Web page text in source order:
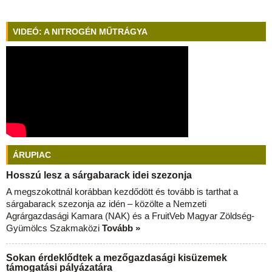
VIDEÓ: A NITROGÉN MŰTRÁGYA
ÁRUPIAC
Hosszú lesz a sárgabarack idei szezonja
A megszokottnál korábban kezdődött és tovább is tarthat a
sárgabarack szezonja az idén – közölte a Nemzeti
Agrárgazdasági Kamara (NAK) és a FruitVeb Magyar Zöldség-
Gyümölcs Szakmaközi Tovább »
Sokan érdeklődtek a mezőgazdasági kisüzemek
támogatási pályázatára